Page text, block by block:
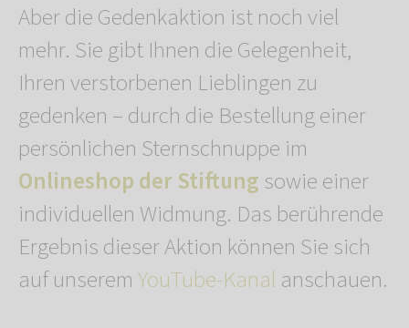
Aber die Gedenkaktion ist noch viel
mehr. Sie gibt Ihnen die Gelegenheit,
Ihren verstorbenen Lieblingen zu
gedenken – durch die Bestellung einer
persönlichen Sternschnuppe im
Onlineshop der Stiftungsowie einer
individuellen Widmung. Das berührende
Ergebnis dieser Aktion können Sie sich
auf unseremYouTube-Kanal anschauen.